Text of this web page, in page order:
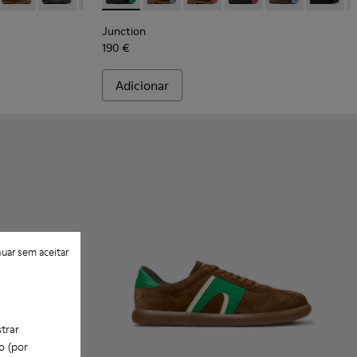
(por
sem aceitar
Junction
190 €
Adicionar